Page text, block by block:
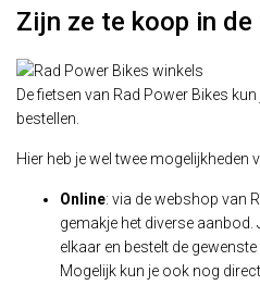
Zijn ze te koop in de
De fietsen van Rad Power Bikes
bestellen.
Hier heb je wel twee mogelijkheden
Online: via de webshop van
gemakje het diverse aanbod.
elkaar en bestelt de
Mogelijk kun je ook nog